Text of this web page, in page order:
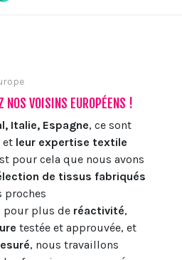
NOS VOISINS EUROPÉENS !
Italie, Espagne, ce sont
et leur expertise textile
pour cela que nous avons
de tissus fabriqués
proches
pour plus de réactivité,
testée et approuvée, et
, nous travaillons